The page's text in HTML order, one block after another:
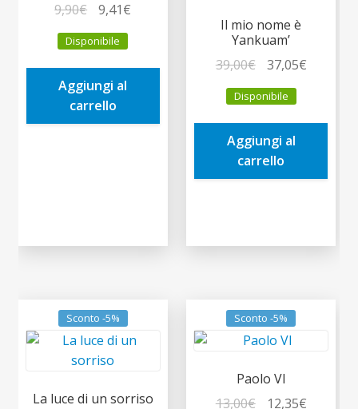
9,90€
prezzo
originale
era:
9,90€.
9,41€
è:
Disponibile
Aggiungi al
carrello
Il mio nome è
Yankuam’
39,00€
prezzo
originale
era:
39,00€.
37,05€Il
è:
Disponibile
Aggiungi al
carrello
Sconto -5%
La luce di un sorriso
Sconto -5%
Paolo VI
13,00€ 12,35€Il